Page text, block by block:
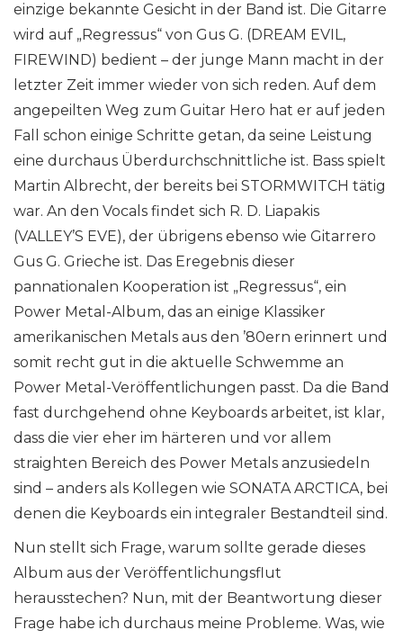
einzige bekannte Gesicht in der Band ist. Die Gitarre
wird auf „Regressus“ von Gus G. (DREAM EVIL,
FIREWIND) bedient – der junge Mann macht in der
letzter Zeit immer wieder von sich reden. Auf dem
angepeilten Weg zum Guitar Hero hat er auf jeden
Fall schon einige Schritte getan, da seine Leistung
eine durchaus Überdurchschnittliche ist. Bass spielt
Martin Albrecht, der bereits bei STORMWITCH tätig
war. An den Vocals findet sich R. D. Liapakis
(VALLEY’S EVE), der übrigens ebenso wie Gitarrero
Gus G. Grieche ist. Das Eregebnis dieser
pannationalen Kooperation ist „Regressus“, ein
Power Metal-Album, das an einige Klassiker
amerikanischen Metals aus den ’80ern erinnert und
somit recht gut in die aktuelle Schwemme an
Power Metal-Veröffentlichungen passt. Da die Band
fast durchgehend ohne Keyboards arbeitet, ist klar,
dass die vier eher im härteren und vor allem
straighten Bereich des Power Metals anzusiedeln
sind – anders als Kollegen wie SONATA ARCTICA, bei
denen die Keyboards ein integraler Bestandteil sind.
Nun stellt sich Frage, warum sollte gerade dieses
Album aus der Veröffentlichungsflut
herausstechen? Nun, mit der Beantwortung dieser
Frage habe ich durchaus meine Probleme. Was, wie